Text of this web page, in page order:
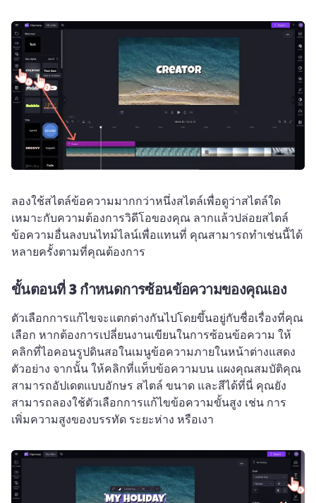
ลองใช้สไตล์ข้อความมากกว่าหนึ่งสไตล์เพื่อดูว่าสไตล์ใด
เหมาะกับความต้องการวิดีโอของคุณ ลากแล้วปล่อยสไตล์
ข้อความอื่นลงบนไทม์ไลน์เพื่อแทนที่ คุณสามารถทำเช่นนี้ได้
หลายครั้งตามที่คุณต้องการ
ขั้นตอนที่ 3 กำหนดการซ้อนข้อความของคุณเอง
ตัวเลือกการแก้ไขจะแตกต่างกันไปโดยขึ้นอยู่กับชื่อเรื่องที่คุณ
เลือก หากต้องการเปลี่ยนงานเขียนในการซ้อนข้อความ ให้
คลิกที่ไอคอนรูปดินสอในเมนูข้อความภายในหน้าต่างแสดง
ตัวอย่าง จากนั้น ให้คลิกที่แท็บข้อความบน แผงคุณสมบัติคุณ
สามารถอัปเดตแบบอักษร สไตล์ ขนาด และสีได้ที่นี่ คุณยัง
สามารถลองใช้ตัวเลือกการแก้ไขข้อความขั้นสูง เช่น การ
เพิ่มความสูงของบรรทัด ระยะห่าง หรือเงา